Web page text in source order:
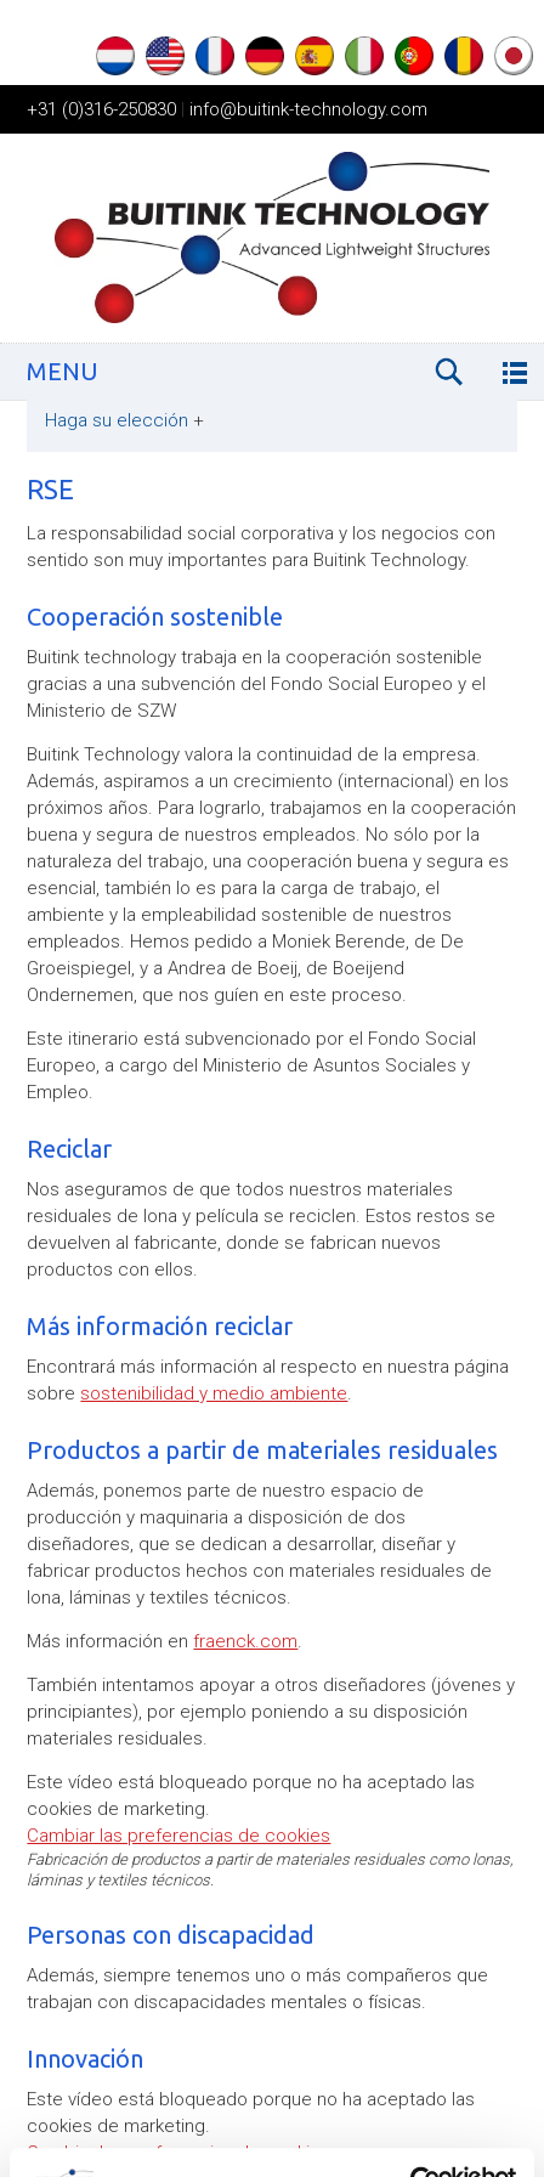
+31 (0)316-250830 | info@buitink-technology.com
MENU
Haga su elección +
RSE
La responsabilidad social corporativa y los negocios con
sentido son muy importantes para Buitink Technology.
Cooperación sostenible
Buitink technology trabaja en la cooperación sostenible
gracias a una subvención del Fondo Social Europeo y el
Ministerio de SZW
Buitink Technology valora la continuidad de la empresa.
Además, aspiramos a un crecimiento (internacional) en los
próximos años. Para lograrlo, trabajamos en la cooperación
buena y segura de nuestros empleados. No sólo por la
naturaleza del trabajo, una cooperación buena y segura es
esencial, también lo es para la carga de trabajo, el
ambiente y la empleabilidad sostenible de nuestros
empleados. Hemos pedido a Moniek Berende, de De
Groeispiegel, y a Andrea de Boeij, de Boeijend
Ondernemen, que nos guíen en este proceso.
Este itinerario está subvencionado por el Fondo Social
Europeo, a cargo del Ministerio de Asuntos Sociales y
Empleo.
Reciclar
Nos aseguramos de que todos nuestros materiales
residuales de lona y película se reciclen. Estos restos se
devuelven al fabricante, donde se fabrican nuevos
productos con ellos.
Más información reciclar
Encontrará más información al respecto en nuestra página
sobre sostenibilidad y medio ambiente.
Productos a partir de materiales residuales
Además, ponemos parte de nuestro espacio de
producción y maquinaria a disposición de dos
diseñadores, que se dedican a desarrollar, diseñar y
fabricar productos hechos con materiales residuales de
lona, láminas y textiles técnicos.
Más información enfraenck.com.
También intentamos apoyar a otros diseñadores (jóvenes y
principiantes), por ejemplo poniendo a su disposición
materiales residuales.
Este vídeo está bloqueado porque no ha aceptado las
cookies de marketing.
Cambiar las preferencias de cookies
Fabricación de productos a partir de materiales residuales como lonas,
láminas y textiles técnicos.
Personas con discapacidad
Además, siempre tenemos uno o más compañeros que
trabajan con discapacidades mentales o físicas.
Innovación
Este vídeo está bloqueado porque no ha aceptado las
cookies de marketing.
Cambiar las preferencias de cookies